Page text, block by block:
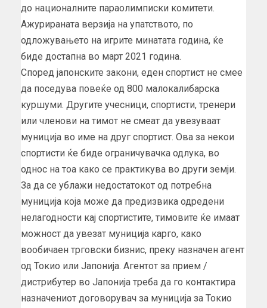
до националните параолимписки комитети.
Ажурираната верзија на упатството, по
одложувањето на игрите минатата година, ќе
биде достапна во март 2021 година.
Според јапонските закони, еден спортист не смее
да поседува повеќе од 800 малокалибарска
куршуми. Другите учесници, спортисти, тренери
или членови на тимот не смеат да увезуваат
муниција во име на друг спортист. Ова за некои
спортисти ќе биде ограничувачка одлука, во
однос на тоа како се практикува во други земји.
За да се ублажи недостатокот од потребна
муниција која може да предизвика одредени
нелагодности кај спортистите, тимовите ќе имаат
можност да увезат муниција карго, како
вообичаен трговски бизнис, преку назначен агент
од Токио или Јапонија. Агентот за прием /
дистрибутер во Јапонија треба да го контактира
назначениот договорувач за муниција за Токио